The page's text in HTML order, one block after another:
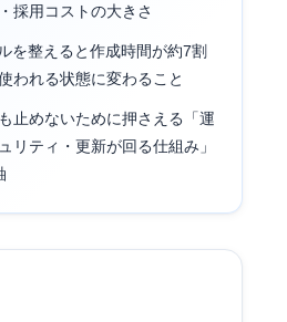
採用コストの大きさ
を整えると作成時間が約7割
われる状態に変わること
止めないために押さえる「運
リティ・更新が回る仕組み」